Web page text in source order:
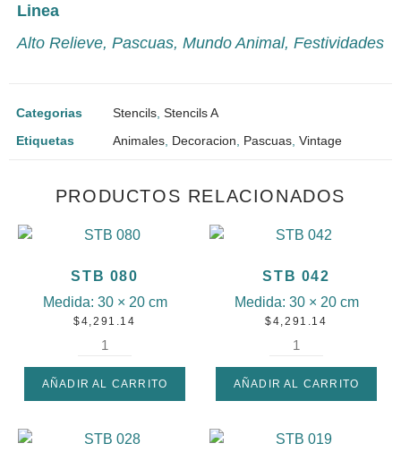
Linea
Alto Relieve, Pascuas, Mundo Animal, Festividades
Categorias Stencils, Stencils A
Etiquetas
Animales, Decoracion, Pascuas, Vintage
PRODUCTOS RELACIONADOS
STB 080
Medida: 30 × 20 cm
$4,291.14
AÑADIR AL CARRITO
STB 042
Medida: 30 × 20 cm
$4,291.14
AÑADIR AL CARRITO